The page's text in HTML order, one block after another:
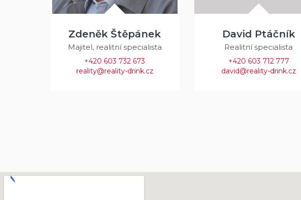
Zdeněk Štěpánek
Majitel, realitní specialista
+420 603 732 673
reality@reality-drink.cz
David Ptáčník
Realitní specialista
+420 603 712 777
david@reality-drink.cz